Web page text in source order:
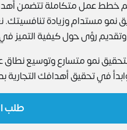
عمل متكاملة تتضمن أهداف
مستدام وزيادة تنافسيتك.
وتقديم رؤى حول كيفية التميز
نمو متسارع وتوسيع نطاق
في تحقيق أهدافك التجارية
طلب